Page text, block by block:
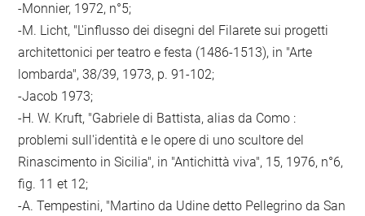
-Monnier, 1972, n°5;
-M. Licht, "L'influsso dei disegni del Filarete sui progetti
architettonici per teatro e festa (1486-1513), in "Arte
lombarda", 38/39, 1973, p. 91-102;
-Jacob 1973;
-H. W. Kruft, "Gabriele di Battista, alias da Como :
problemi sull'identità e le opere di uno scultore del
Rinascimento in Sicilia", in "Antichittà viva", 15, 1976, n°6,
fig. 11 et 12;
-A. Tempestini, "Martino da Udine detto Pellegrino da San